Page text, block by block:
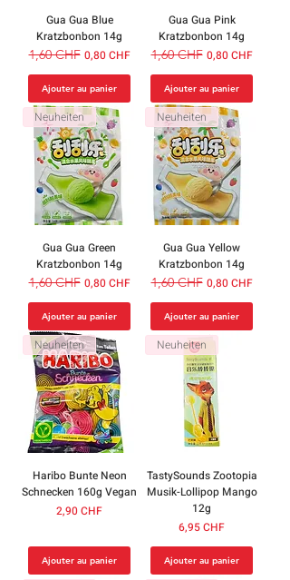
Gua Gua Blue
Kratzbonbon 14g
Prix original
1,60 CHF Prix promotionnel
0,80 CHF
Ajouter au panier
Gua Gua Pink
Kratzbonbon 14g
Prix original
1,60 CHF Prix promotionnel
0,80 CHF
Ajouter au panier
Neuheiten
Gua Gua Green
Kratzbonbon 14g
Prix original
1,60 CHF Prix promotionnel
0,80 CHF
Ajouter au panier
Neuheiten
Gua Gua Yellow
Kratzbonbon 14g
Prix original
1,60 CHF Prix promotionnel
0,80 CHF
Ajouter au panier
Neuheiten
Haribo Bunte Neon
Schnecken 160g Vegan
Prix
2,90 CHF
Ajouter au panier
Neuheiten
TastySounds Zootopia
Musik-Lollipop Mango
12g
Prix
6,95 CHF
Ajouter au panier